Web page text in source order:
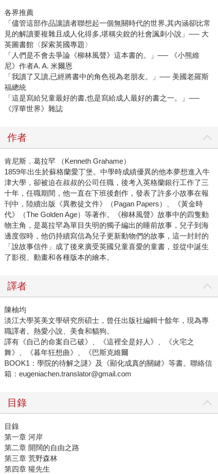
各界推薦
「儘管這部作品讓讀者聯想起一個無關時代的世界,其內涵卻比常
見的解讀要複雜且成人化得多,堪稱尖銳的社會諷刺小說」── 大
英圖書館〈探索英國專題〉
「人們是不會去爭論《柳林風聲》這本書的。」── 《小熊維
尼》作者A. A. 米爾恩
「我讀了又讀,已經將書中的角色視為老朋友。」── 美國老羅斯
福總統
「這是寫給兒童最好的書,也是寫給成人最好的書之一。」──
《浮華世界》雜誌
作者
肯尼斯．葛拉罕 （Kenneth Grahame）
1859年出生於蘇格蘭愛丁堡。中學時成績優異的他本夢想進入牛
津大學，卻被迫在叔叔的公司任職，後考入英格蘭銀行工作了三
十年，任職期間，他一直在下班後創作，發表了許多小故事在報
刊中，陸續出版《異教徒文件》（Pagan Papers）、《黃金時
代》（The Golden Age）等著作。《柳林風聲》故事中的四隻動
物主角，是葛拉罕為單目失明的獨子編出的睡前故事，兒子到海
邊度假時，他仍持續寫信為兒子更新動物們的故事，這一封封的
「說故事信件」成了後來廣受英國兒童喜愛的童書，並從中誕生
了影視、動畫和各種版本的繪本。
譯者
陳柚均
淡江大學英美文學研究所碩士，曾任出版社編輯十餘年，現為專
職譯者。熱愛小說、美食和貓狗。
譯有《自己的命案自己破》、《這裡全是好人》、《火宅之
舞》、《暮年狂想曲》、《巴斯克維爾
BOOK1：學院的待解之謎》及《顯化成真的關鍵》等書。聯絡信
箱：eugeniachen.translator@gmail.com
目錄
目錄
第一章 河岸
第二章 開闊的自由之路
第三章 荒野森林
第四章 獾先生